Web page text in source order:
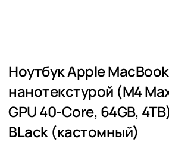
Ноутбук Apple
нанотекстурой (M4
GPU 40-Core, 64GB,
BLack (кастомный)